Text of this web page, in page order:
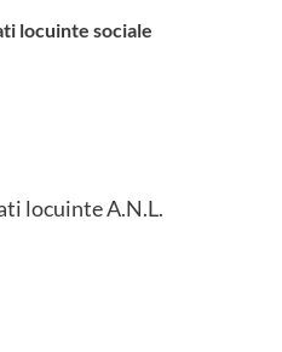
locuinte sociale
locuinte A.N.L.